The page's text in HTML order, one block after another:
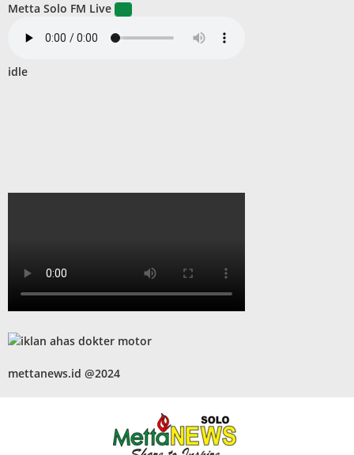
Metta Solo FM Live
idle
mettanews.id @2024